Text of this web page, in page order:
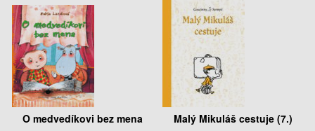
O medvedíkovi bez mena Malý Mikuláš cestuje (7.)